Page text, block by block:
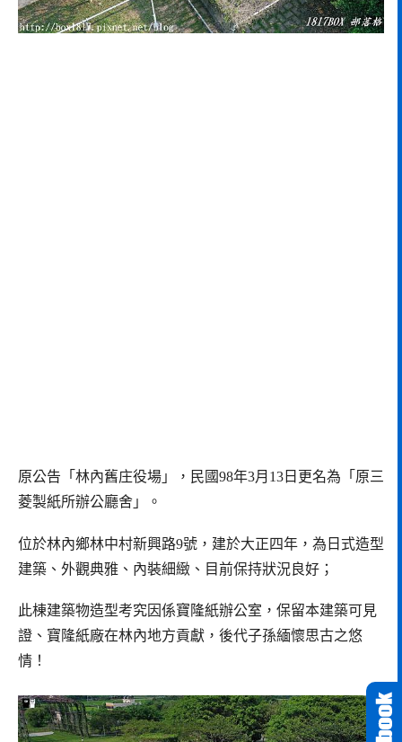
原公告「林內舊庄役場」，民國98年3月13日更名為「原三
菱製紙所辦公廳舍」。
位於林內鄉林中村新興路9號，建於大正四年，為日式造型
建築、外觀典雅、內裝細緻、目前保持狀況良好；
此棟建築物造型考究因係寶隆紙辦公室，保留本建築可見
證、寶隆紙廠在林內地方貢獻，後代子孫緬懷思古之悠
情！